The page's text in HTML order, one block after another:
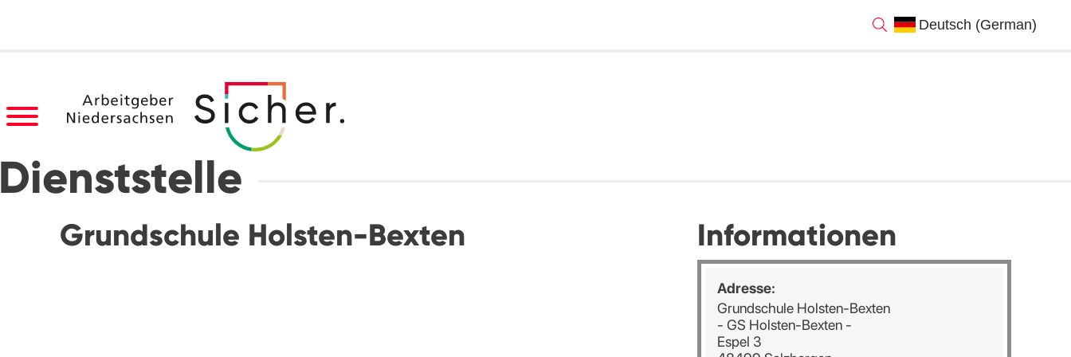
Grundschule Holsten-Bexten Informationen
Adresse:
Grundschule Holsten-Bexten
- GS Holsten-Bexten -
Espel 3